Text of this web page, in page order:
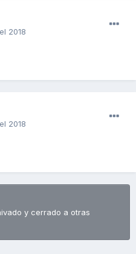
2018
2018
y cerrado a otras